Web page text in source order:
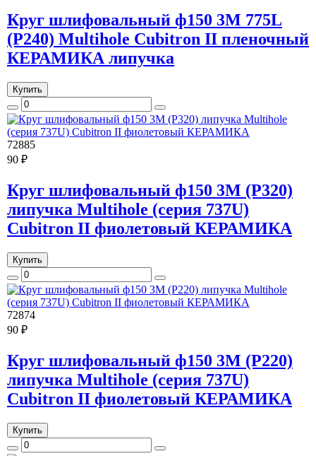
Круг шлифовальный ф150 3M 775L
(Р240) Multihole Cubitron II пленочный
КЕРАМИКА липучка
Купить
72885
90 ₽
Круг шлифовальный ф150 3M (Р320)
липучка Multihole (серия 737U)
Cubitron II фиолетовый КЕРАМИКА
Купить
72874
90 ₽
Круг шлифовальный ф150 3M (Р220)
липучка Multihole (серия 737U)
Cubitron II фиолетовый КЕРАМИКА
Купить